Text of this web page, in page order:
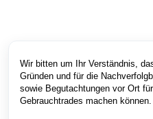
Wir bitten um Ihr Verständnis,
Gründen und für die
sowie Begutachtungen vor Ort
Gebrauchtrades machen können.